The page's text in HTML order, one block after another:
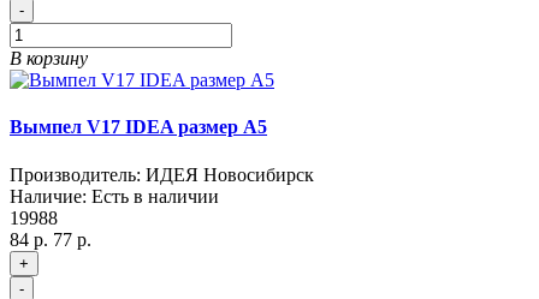
-
В корзину
Вымпел V17 IDEA размер A5
Производитель: ИДЕЯ Новосибирск
Наличие: Есть в наличии
19988
84 р. 77 р.
+
-